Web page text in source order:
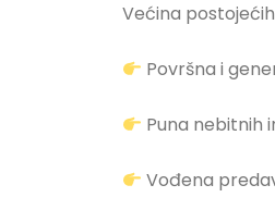
Većina
Površna i
Puna nebitnih
Vođena